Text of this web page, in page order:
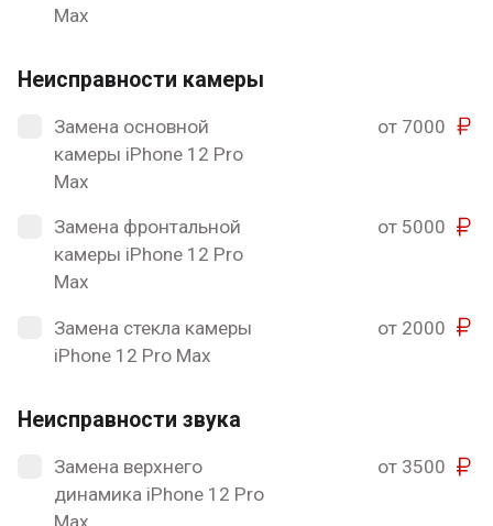
Max
Неисправности камеры
Замена основной
камеры iPhone 12 Pro
Max
от 7000
Замена фронтальной
камеры iPhone 12 Pro
Max
от 5000
Замена стекла камеры
iPhone 12 Pro Max
от 2000
Неисправности звука
Замена верхнего
динамика iPhone 12 Pro
от 3500